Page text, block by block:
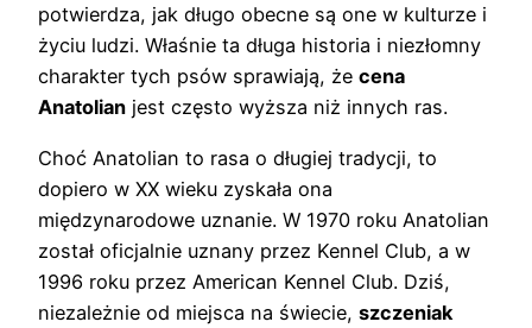
potwierdza, jak długo obecne są one w kulturze i
życiu ludzi. Właśnie ta długa historia i niezłomny
charakter tych psów sprawiają, że cena
Anatolian jest często wyższa niż innych ras.
Choć Anatolian to rasa o długiej tradycji, to
dopiero w XX wieku zyskała ona
międzynarodowe uznanie. W 1970 roku Anatolian
został oficjalnie uznany przez Kennel Club, a w
1996 roku przez American Kennel Club. Dziś,
niezależnie od miejsca na świecie, szczeniak